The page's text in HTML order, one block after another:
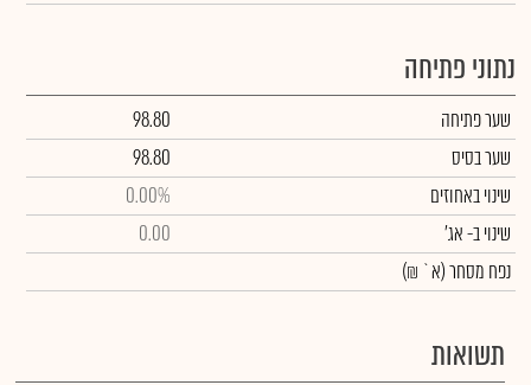
נתוני פתיחה
שער פתיחה
98.80
שער בסיס
98.80
שינוי באחוזים
0.00%
שינויב- אג'
0.00
נפח מסחר(א` ₪)
תשואות